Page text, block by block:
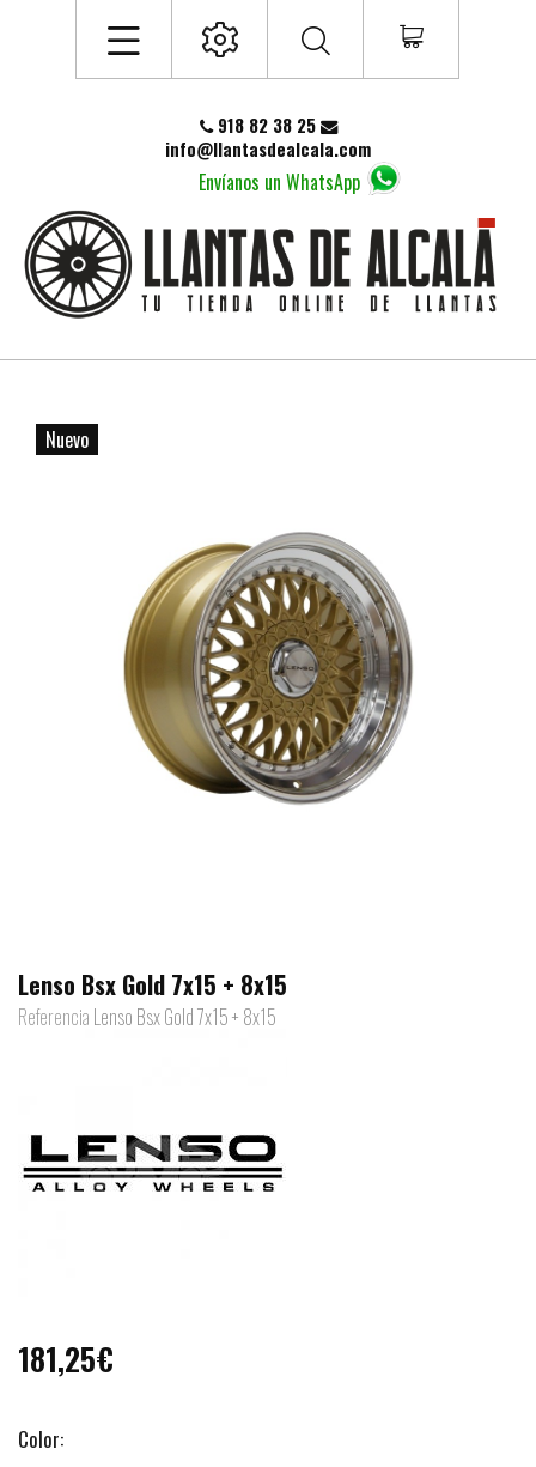
Envíanos un WhatsApp
918 82 38 25
info@llantasdealcala.com
Nuevo
Lenso Bsx Gold 7x15 + 8x15
Referencia Lenso Bsx Gold 7x15 + 8x15
181,25€
Color: